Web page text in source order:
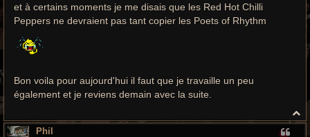
et à certains moments je me disais que les Red Hot Chilli
Peppers ne devraient pas tant copier les Poets of Rhythm
Bon voila pour aujourd'hui il faut que je travaille un peu
également et je reviens demain avec la suite.
a
Phil